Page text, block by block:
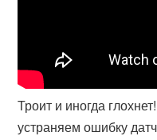
Троит и иногда
устраняем ошибку